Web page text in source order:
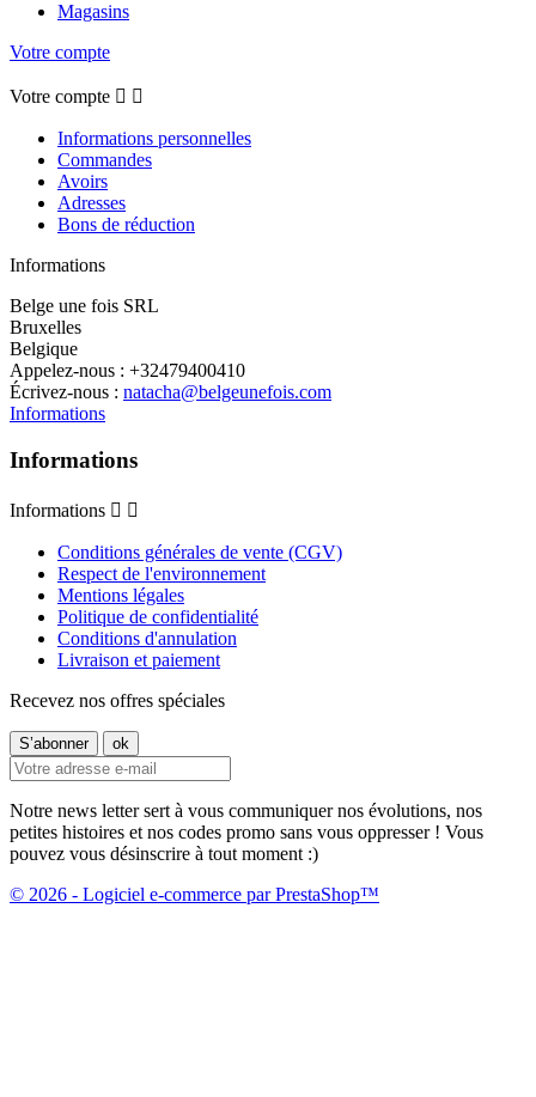
Magasins
Votre compte
Votre compte  
Informations personnelles
Commandes
Avoirs
Adresses
Bons de réduction
Informations
Belge une fois SRL
Bruxelles
Belgique
Appelez-nous : +32479400410
Écrivez-nous : natacha@belgeunefois.com
Informations
Informations
Informations  
Conditions générales de vente (CGV)
Respect de l'environnement
Mentions légales
Politique de confidentialité
Conditions d'annulation
Livraison et paiement
Recevez nos offres spéciales
Notre news letter sert à vous communiquer nos évolutions, nos
petites histoires et nos codes promo sans vous oppresser ! Vous
pouvez vous désinscrire à tout moment :)
© 2026 - Logiciel e-commerce par PrestaShop™